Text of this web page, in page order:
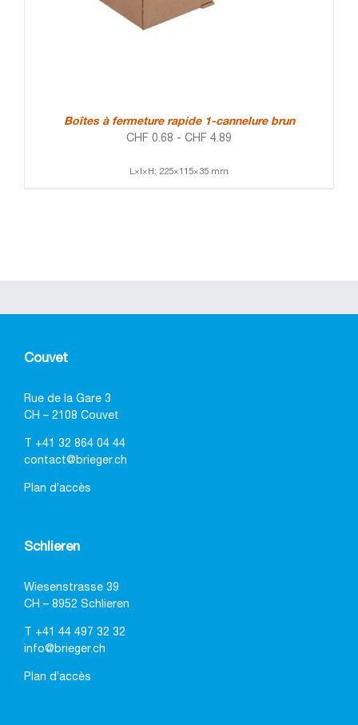
Boîtes à fermeture rapide 1-cannelure brun
CHF 0.68 - CHF 4.89
L×l×H: 225×115×35 mm
Couvet
Rue de la Gare 3
CH – 2108 Couvet
+41 32 864 04 44
contact@brieger.ch
Plan d’accès
Schlieren
Wiesenstrasse 39
CH – 8952 Schlieren
+41 44 497 32 32
info@brieger.ch
Plan d’accès